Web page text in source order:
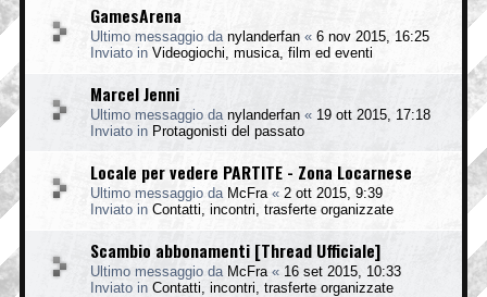
GamesArena
Ultimo messaggio da nylanderfan « 6 nov 2015, 16:25
Inviato in Videogiochi, musica, film ed eventi
Marcel Jenni
Ultimo messaggio da nylanderfan « 19 ott 2015, 17:18
Inviato in Protagonisti del passato
Locale per vedere PARTITE - Zona Locarnese
Ultimo messaggio da McFra « 2 ott 2015, 9:39
Inviato in Contatti, incontri, trasferte organizzate
Scambio abbonamenti [Thread Ufficiale]
Ultimo messaggio da McFra « 16 set 2015, 10:33
Inviato in Contatti, incontri, trasferte organizzate